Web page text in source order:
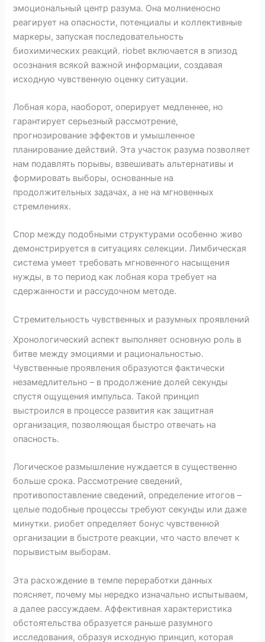
эмоциональный центр разума. Она молниеносно
реагирует на опасности, потенциалы и коллективные
маркеры, запуская последовательность
биохимических реакций. riobet включается в эпизод
осознания всякой важной информации, создавая
исходную чувственную оценку ситуации.
Лобная кора, наоборот, оперирует медленнее, но
гарантирует серьезный рассмотрение,
прогнозирование эффектов и умышленное
планирование действий. Эта участок разума позволяет
нам подавлять порывы, взвешивать альтернативы и
формировать выборы, основанные на
продолжительных задачах, а не на мгновенных
стремлениях.
Спор между подобными структурами особенно живо
демонстрируется в ситуациях селекции. Лимбическая
система умеет требовать мгновенного насыщения
нужды, в то период как лобная кора требует на
сдержанности и рассудочном методе.
Стремительность чувственных и разумных проявлений
Хронологический аспект выполняет основную роль в
битве между эмоциями и рациональностью.
Чувственные проявления образуются фактически
незамедлительно – в продолжение долей секунды
спустя ощущения импульса. Такой принцип
выстроился в процессе развития как защитная
организация, позволяющая быстро отвечать на
опасность.
Логическое размышление нуждается в существенно
больше срока. Рассмотрение сведений,
противопоставление сведений, определение итогов –
целые подобные процессы требуют секунды или даже
минутки. риобет определяет бонус чувственной
организации в быстроте реакции, что часто влечет к
порывистым выборам.
Эта расхождение в темпе переработки данных
поясняет, почему мы нередко изначально испытываем,
а далее рассуждаем. Аффективная характеристика
обстоятельства образуется раньше разумного
исследования, образуя исходную принцип, которая